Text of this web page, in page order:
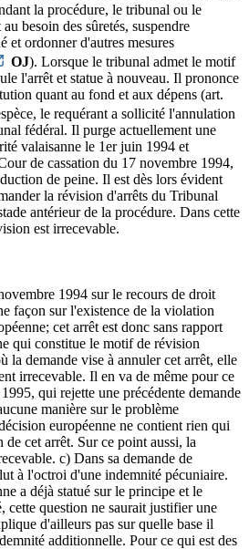
la procédure, le tribunal ou le
besoin des sûretés, suspendre
et ordonner d'autres mesures
OJ). Lorsque le tribunal admet le motif
l'arrêt et statue à nouveau. Il prononce
quant au fond et aux dépens (art.
le requérant a sollicité l'annulation
fédéral. Il purge actuellement une
valaisanne le 1er juin 1994 et
de cassation du 17 novembre 1994,
de peine. Il est dès lors évident
la révision d'arrêts du Tribunal
antérieur de la procédure. Dans cette
est irrecevable.
1994 sur le recours de droit
façon sur l'existence de la violation
cet arrêt est donc sans rapport
qui constitue le motif de révision
la demande vise à annuler cet arrêt, elle
irrecevable. Il en va de même pour ce
qui rejette une précédente demande
manière sur le problème
européenne ne contient rien qui
cet arrêt. Sur ce point aussi, la
c) Dans sa demande de
à l'octroi d'une indemnité pécuniaire.
a déjà statué sur le principe et le
cette question ne saurait justifier une
d'ailleurs pas sur quelle base il
additionnelle. Pour ce qui est des